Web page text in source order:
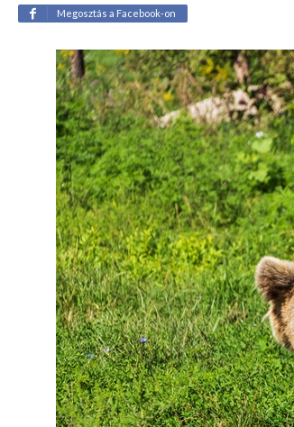
Megosztás a Facebook-on